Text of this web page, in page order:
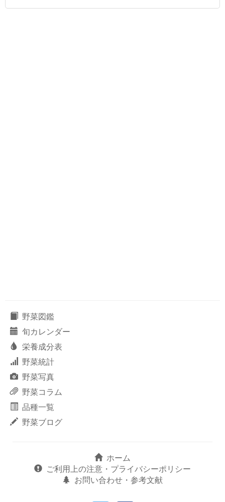
野菜図鑑
旬カレンダー
栄養成分表
野菜統計
野菜写真
野菜コラム
品種一覧
野菜ブログ
ホーム
ご利用上の注意・プライバシーポリシー
お問い合わせ・参考文献